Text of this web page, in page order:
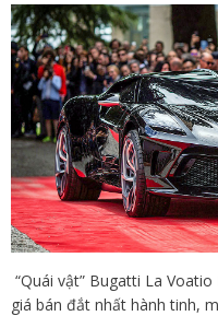
“Quái vật” Bugatti La
giá bán đắt nhất hành tinh,